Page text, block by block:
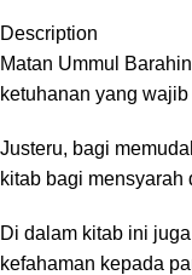
Description
Matan Ummul
ketuhanan yang
Justeru, bagi
kitab bagi
Di dalam kitab ini
kefahaman kepada